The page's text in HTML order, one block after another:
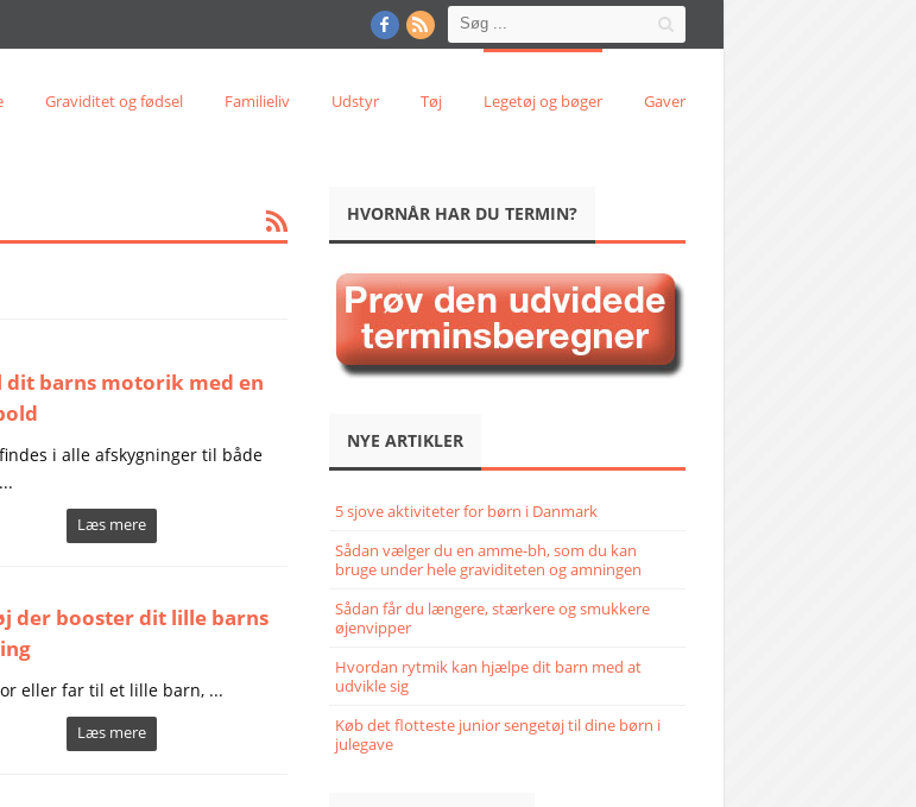
Graviditet og fødsel Familieliv Udstyr Tøj Legetøj og bøger Gaver
dit barns motorik med en
i alle afskygninger til både
Læs mere
der booster dit lille barns
eller far til et lille barn, ...
Læs mere
HVORNÅR HAR DU TERMIN?
NYE ARTIKLER
5 sjove aktiviteter for børn i Danmark
Sådan vælger du en amme-bh, som du kan
bruge under hele graviditeten og amningen
Sådan får du længere, stærkere og smukkere
øjenvipper
Hvordan rytmik kan hjælpe dit barn med at
udvikle sig
Køb det flotteste junior sengetøj til dine børn i
julegave